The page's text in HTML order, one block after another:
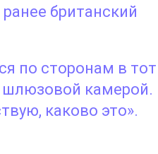
британский
по сторонам в тот
шлюзовой камерой.
каково это».